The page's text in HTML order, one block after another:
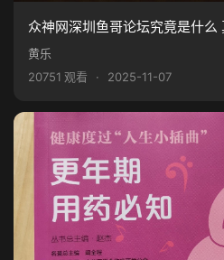
众神网深圳鱼哥论坛究竟是什么
黄乐
20751 观看
· 2025-11-07